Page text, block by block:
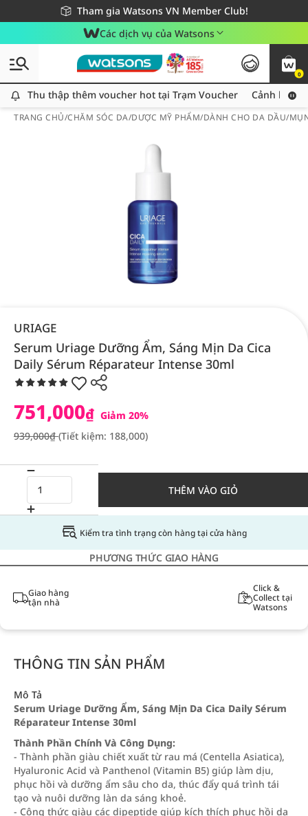
Tham gia Watsons VN Member Club!
Miễn phí giao hàng cho đơn hàng từ 249,000Đ
Giao hàng nhanh 24h - Áp dụng khu vực TP. Hồ Chí Minh
Các dịch vụ của Watsons
0
Thu thập thêm voucher hot tại Trạm Voucher
Thu thập thêm voucher hot tại Trạm Voucher Cảnh báo
TRANG CHỦ/CHĂM SÓC DA/DƯỢC MỸ PHẨM/DÀNH CHO DA DẦU/
URIAGE
Serum Uriage Dưỡng Ẩm, Sáng Mịn Da Cica
Daily Sérum Réparateur Intense 30ml
751,000₫ Giảm 20%
939,000₫(Tiết kiệm: 188,000)
THÊM VÀO GIỎ
Kiểm tra tình trạng còn hàng tại cửa hàng
PHƯƠNG THỨC GIAO HÀNG
Giao hàng
tận nhà
Click &
Collect tại
Watsons
THÔNG TIN SẢN PHẨM
Mô Tả
Serum Uriage Dưỡng Ẩm, Sáng Mịn Da Cica Daily Sérum
Réparateur Intense 30ml
Thành Phần Chính Và Công Dụng:
- Thành phần giàu chiết xuất từ rau má (Centella Asiatica),
Hyaluronic Acid và Panthenol (Vitamin B5) giúp làm dịu,
phục hồi và dưỡng ẩm sâu cho da, thúc đẩy quá trình tái
tạo và nuôi dưỡng làn da sáng khoẻ.
- Công thức giàu các dipeptide giúp kích thích phục hồi da